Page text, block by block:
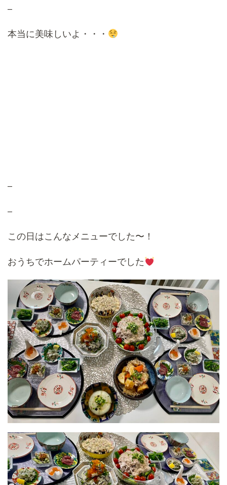
–
本当に美味しいよ・・・
–
–
この日はこんなメニューでした〜！
おうちでホームパーティーでした